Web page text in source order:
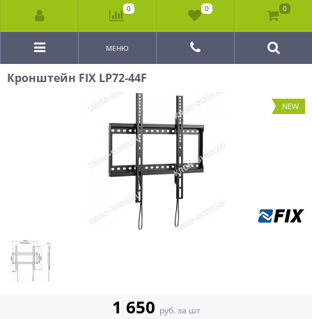
МЕНЮ
Кронштейн FIX LP72-44F
NEW
1 650 руб. за шт
0 0 0